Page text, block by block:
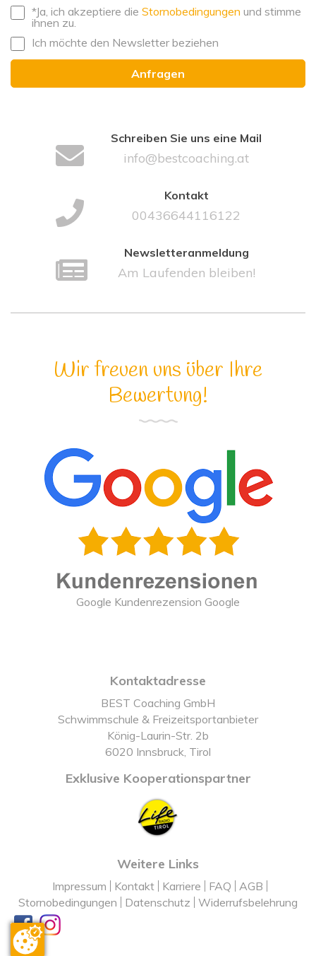
*Ja, ich akzeptiere die Stornobedingungen und stimme
ihnen zu.
Ich möchte den Newsletter beziehen
Schreiben Sie uns eine Mail
info@bestcoaching.at
Kontakt
00436644116122
Newsletteranmeldung
Am Laufenden bleiben!
Wir freuen uns über Ihre
Bewertung!
Google Kundenrezension Google
Kontaktadresse
BEST Coaching GmbH
Schwimmschule & Freizeitsportanbieter
König-Laurin-Str. 2b
6020 Innsbruck, Tirol
Exklusive Kooperationspartner
Weitere Links
Impressum Kontakt Karriere FAQ AGB
Stornobedingungen
Datenschutz Widerrufsbelehrung